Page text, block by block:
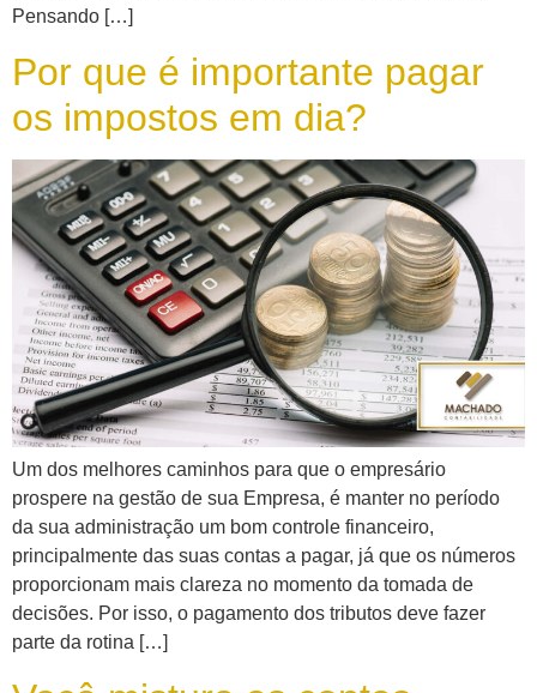
Pensando […]
Por que é importante pagar
os impostos em dia?
Um dos melhores caminhos para que o empresário
prospere na gestão de sua Empresa, é manter no período
da sua administração um bom controle financeiro,
principalmente das suas contas a pagar, já que os números
proporcionam mais clareza no momento da tomada de
decisões. Por isso, o pagamento dos tributos deve fazer
parte da rotina […]